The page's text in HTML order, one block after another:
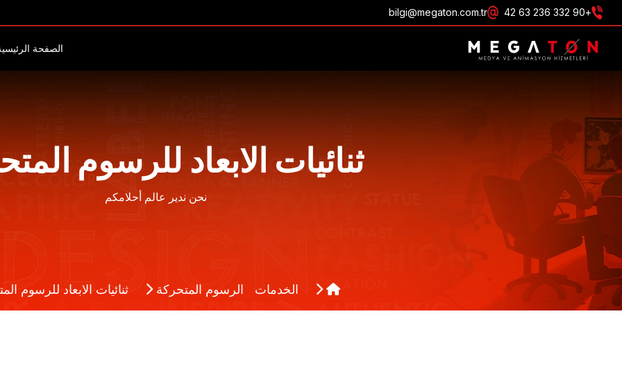
+90 332 236 63 42
bilgi@megaton.com.tr
الصفحة
احصل على عرض
ثنائيات الابعاد للرسوم
نحن ندير عالم أحلامكم
الخدمات الرسوم المتحركة ثنائيات الابعاد للرسوم